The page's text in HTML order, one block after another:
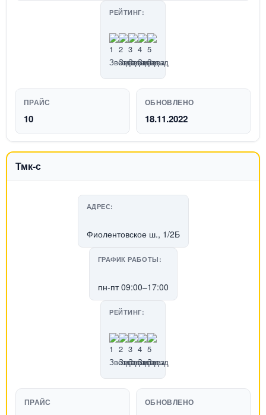
РЕЙТИНГ:
ПРАЙС
10
ОБНОВЛЕНО
18.11.2022
Тмк-с
АДРЕС:
Фиолентовское ш., 1/2Б
ГРАФИК РАБОТЫ:
пн-пт 09:00–17:00
РЕЙТИНГ:
ПРАЙС ОБНОВЛЕНО